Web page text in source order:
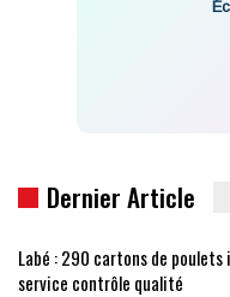
Dernier Article
Labé : 290 cartons de
service contrôle qualité